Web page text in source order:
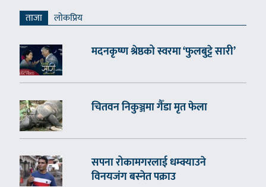
ताजा लाेकप्रिय
मदनकृष्ण श्रेष्ठको स्वरमा ‘फुलबुट्टे सारी’
चितवन निकुञ्जमा गैँडा मृत फेला
सपना रोकामगरलाई धम्क्याउने
विनयजंग बस्नेत पक्राउ